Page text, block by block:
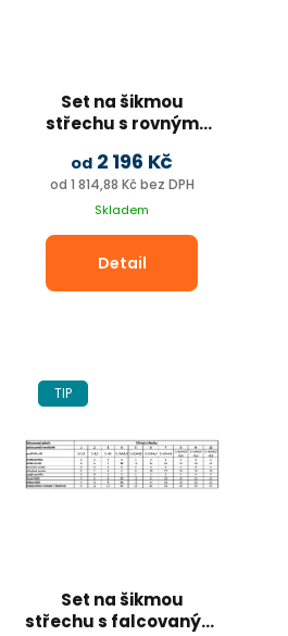
Set na šikmou
střechu s rovným
od 1 814,88 Kč bez DPH
od2 196 Kč
Skladem
Detail
TIP
Set na šikmou
střechu s falcovaným